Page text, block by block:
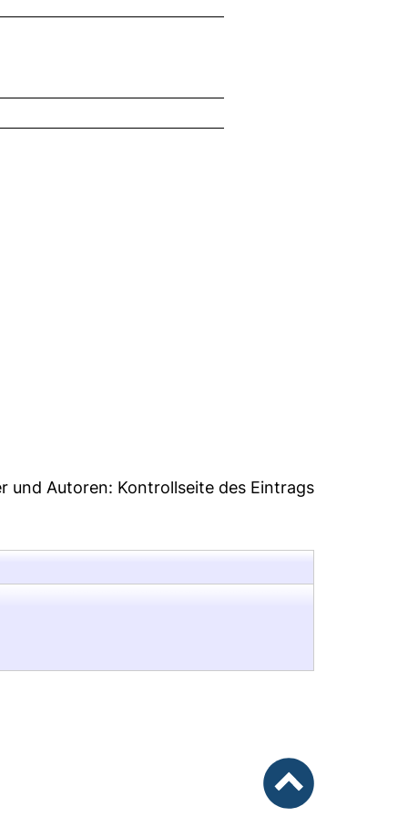
und Autoren: Kontrollseite des Eintrags